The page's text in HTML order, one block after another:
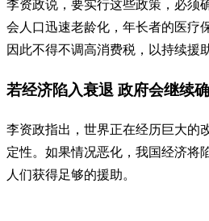
李资政说，要实行这些政策，必须
会人口迅速老龄化，年长者的医疗
因此不得不调高消费税，以持续援
若经济陷入衰退 政府会继续
李资政指出，世界正在经历巨大的
定性。如果情况恶化，我国经济将
人们获得足够的援助。